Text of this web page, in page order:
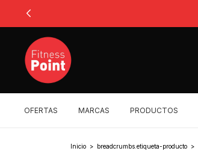
OFERTAS MARCAS PRODUCTOS
Inicio > breadcrumbs.etiqueta-producto >